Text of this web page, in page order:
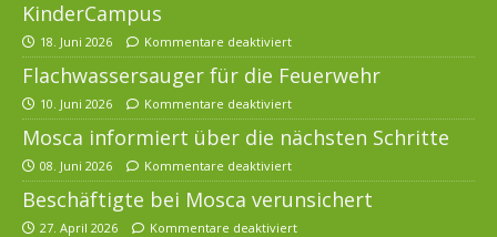
KinderCampus
18. Juni 2026 Kommentare deaktiviert
Flachwassersauger für die Feuerwehr
10. Juni 2026 Kommentare deaktiviert
Mosca informiert über die nächsten Schritte
08. Juni 2026 Kommentare deaktiviert
Beschäftigte bei Mosca verunsichert
27. April 2026 Kommentare deaktiviert